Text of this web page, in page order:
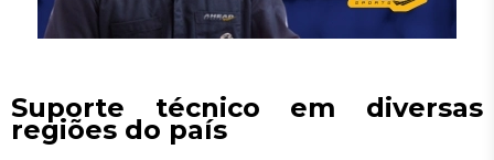
Suporte técnico em diversas
regiões do país